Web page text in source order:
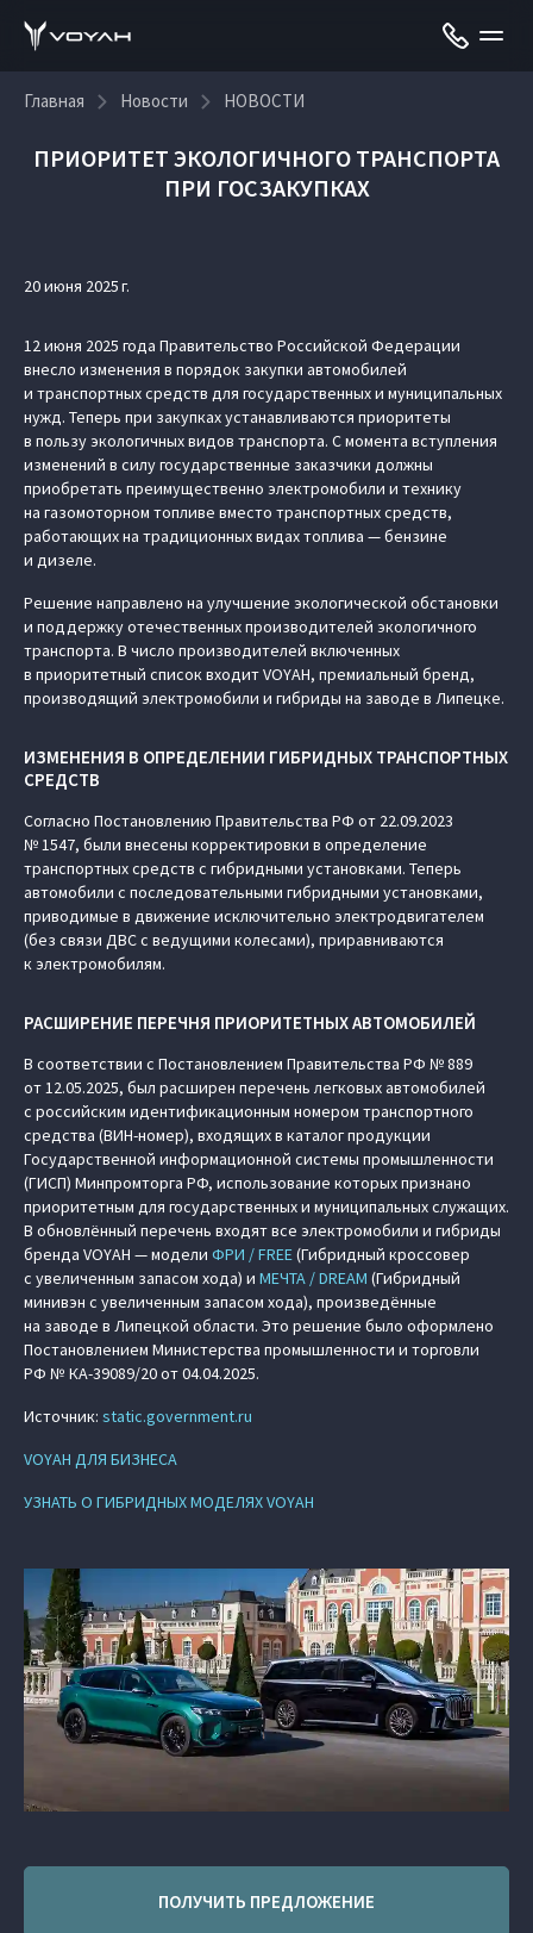
Главная Новости НОВОСТИ
ПРИОРИТЕТ ЭКОЛОГИЧНОГО ТРАНСПОРТА
ПРИ ГОСЗАКУПКАХ
20 июня 2025 г.
12 июня 2025 года Правительство Российской Федерации
внесло изменения в порядок закупки автомобилей
и транспортных средств для государственных и муниципальных
нужд. Теперь при закупках устанавливаются приоритеты
в пользу экологичных видов транспорта. С момента вступления
изменений в силу государственные заказчики должны
приобретать преимущественно электромобили и технику
на газомоторном топливе вместо транспортных средств,
работающих на традиционных видах топлива — бензине
и дизеле.
Решение направлено на улучшение экологической обстановки
и поддержку отечественных производителей экологичного
транспорта. В число производителей включенных
в приоритетный список входит VOYAH, премиальный бренд,
производящий электромобили и гибриды на заводе в Липецке.
ИЗМЕНЕНИЯ В ОПРЕДЕЛЕНИИ ГИБРИДНЫХ ТРАНСПОРТНЫХ
СРЕДСТВ
Согласно Постановлению Правительства РФ от 22.09.2023
№ 1547, были внесены корректировки в определение
транспортных средств с гибридными установками. Теперь
автомобили с последовательными гибридными установками,
приводимые в движение исключительно электродвигателем
(без связи ДВС с ведущими колесами), приравниваются
к электромобилям.
РАСШИРЕНИЕ ПЕРЕЧНЯ ПРИОРИТЕТНЫХ АВТОМОБИЛЕЙ
В соответствии с Постановлением Правительства РФ № 889
от 12.05.2025, был расширен перечень легковых автомобилей
с российским идентификационным номером транспортного
средства (ВИН-номер), входящих в каталог продукции
Государственной информационной системы промышленности
(ГИСП) Минпромторга РФ, использование которых признано
приоритетным для государственных и муниципальных служащих.
В обновлённый перечень входят все электромобили и гибриды
бренда VOYAH — модели ФРИ / FREE(Гибридный кроссовер
с увеличенным запасом хода) и МЕЧТА / DREAM (Гибридный
минивэн с увеличенным запасом хода), произведённые
на заводе в Липецкой области. Это решение было оформлено
Постановлением Министерства промышленности и торговли
РФ № КА-39089/20 от 04.04.2025.
Источник: static.government.ru
VOYAH ДЛЯ БИЗНЕСА
УЗНАТЬ О ГИБРИДНЫХ МОДЕЛЯХ VOYAH
ПОЛУЧИТЬ ПРЕДЛОЖЕНИЕ